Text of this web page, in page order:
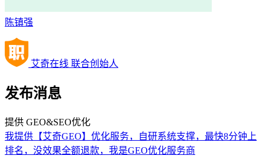
陈镇强
艾奇在线 联合创始人
发布消息
提供 GEO&SEO优化
我提供【艾奇GEO】优化服务，自研系统支撑，最快8分钟上
排名，没效果全额退款，我是GEO优化服务商